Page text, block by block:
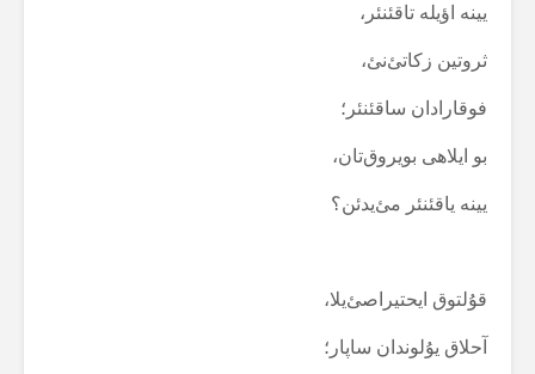
یینە اؤیلە تاقئنئر،
ثروتین زکاتئ‌نئ،
فوقارادان ساقئنئر؛
بو ایلاهی بویروق‌تان،
یینە یاقئنئر مئ‌یدئن؟
قۇلتوق ایحتیراصئ‌یلا،
آحلاق یۇلوندان ساپار؛